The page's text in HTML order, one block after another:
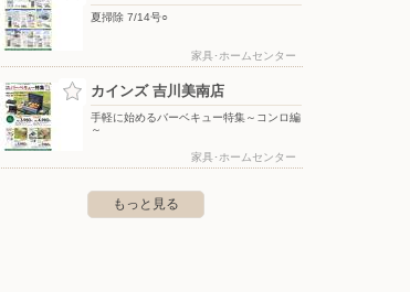
カインズ 浦和美園店
夏掃除 7/14号○
家具･ホームセンター
カインズ 吉川美南店
手軽に始めるバーベキュー特集～コンロ編
～
家具･ホームセンター
もっと見る